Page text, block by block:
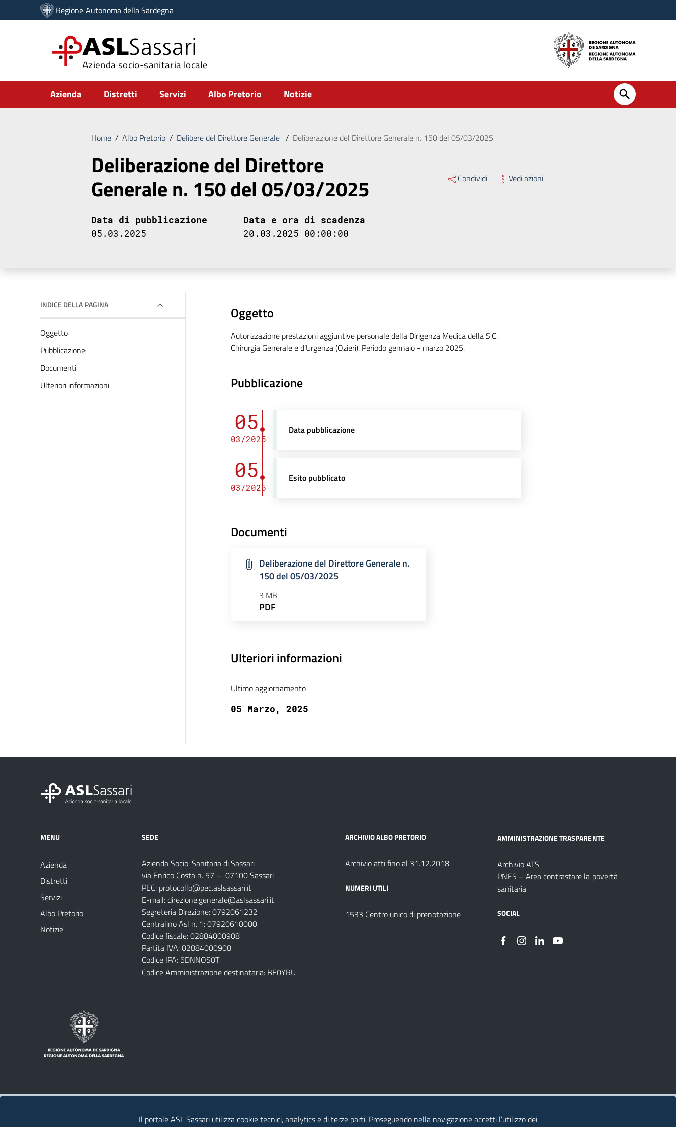
Vai ai contenuti
Vai al menu di navigazione
Regione Autonoma della Sardegna
ASLSassari
Azienda socio-sanitaria locale
Submenu
Azienda Distretti Servizi Albo Pretorio Notizie
Home / Albo Pretorio / Delibere del Direttore Generale / Deliberazione del Direttore Generale n. 150 del 05/03/2025
Deliberazione del Direttore
Generale n. 150 del 05/03/2025 Condividi Vedi azioni
Data di pubblicazione
05.03.2025
Data e ora di scadenza
20.03.2025 00:00:00
INDICE DELLA PAGINA
Oggetto
Pubblicazione
Documenti
Ulteriori informazioni
Oggetto
Autorizzazione prestazioni aggiuntive personale della Dirigenza Medica della S.C.
Chirurgia Generale e d’Urgenza (Ozieri). Periodo gennaio - marzo 2025.
Pubblicazione
05
03/2025
Data pubblicazione
05
03/2025
Esito pubblicato
Documenti
Deliberazione del Direttore Generale n.
150 del 05/03/2025
3 MB
PDF
Ulteriori informazioni
Ultimo aggiornamento
05 Marzo, 2025
MENU
Azienda
Distretti
Servizi
Albo Pretorio
Notizie
SEDE
Azienda Socio-Sanitaria di Sassari
via Enrico Costa n. 57 – 07100 Sassari
PEC: protocollo@pec.aslsassari.it
E-mail:direzione.generale@aslsassari.it
Segreteria Direzione: 0792061232
Centralino Asl n. 1: 07920610000
Codice fiscale: 02884000908
Partita IVA: 02884000908
Codice IPA: 5DNNOS0T
Codice Amministrazione destinataria: BE0YRU
ARCHIVIO ALBO PRETORIO
Archivio atti fino al 31.12.2018
NUMERI UTILI
1533 Centro unico di prenotazione
AMMINISTRAZIONE TRASPARENTE
Archivio ATS
PNES – Area contrastare la povertà
sanitaria
SOCIAL
Il portale ASL Sassari utilizza cookie tecnici, analytics e di terze parti. Proseguendo nella navigazione accetti l’utilizzo dei